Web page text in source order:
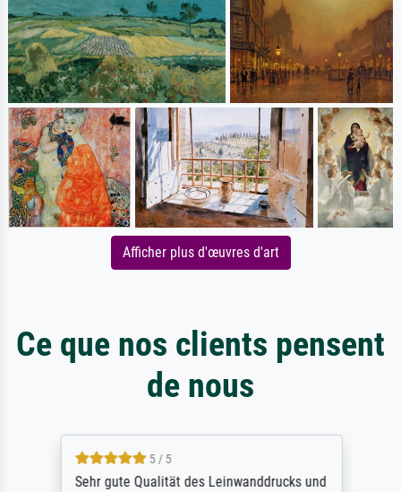
Afficher plus d'œuvres d'art
Ce que nos clients pensent
de nous
5 / 5
Sehr gute Qualität des Leinwanddrucks und